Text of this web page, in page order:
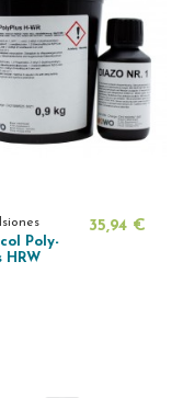
Poly-
HRW
35,94 €